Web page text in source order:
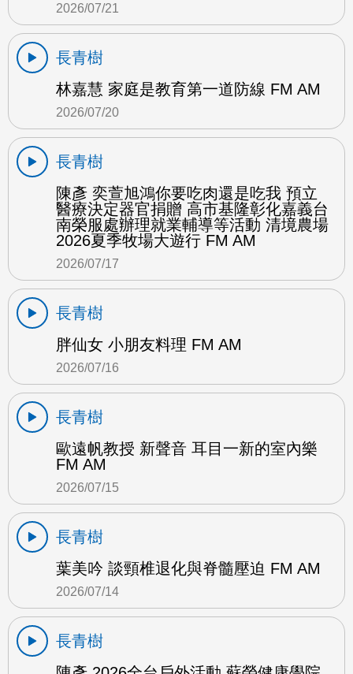
2026/07/21
長青樹
林嘉慧 家庭是教育第一道防線 FM AM
2026/07/20
長青樹
陳彥 奕萱旭鴻你要吃肉還是吃我 預立
醫療決定器官捐贈 高市基隆彰化嘉義台
南榮服處辦理就業輔導等活動 清境農場
2026夏季牧場大遊行 FM AM
2026/07/17
長青樹
胖仙女 小朋友料理 FM AM
2026/07/16
長青樹
歐遠帆教授 新聲音 耳目一新的室內樂
FM AM
2026/07/15
長青樹
葉美吟 談頸椎退化與脊髓壓迫 FM AM
2026/07/14
長青樹